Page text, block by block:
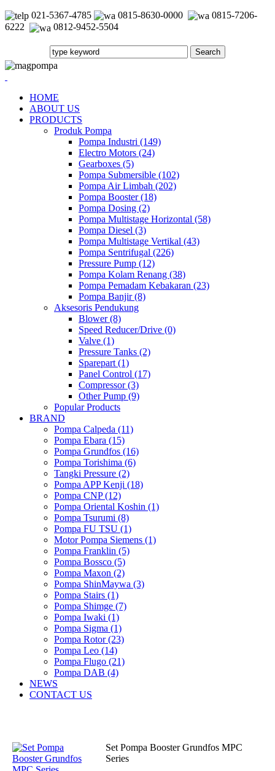
021-5367-4785 0815-8630-0000
0815-7206-
6222
0812-9452-5504
HOME
ABOUT US
PRODUCTS
Produk Pompa
Pompa Industri (149)
Electro Motors (24)
Gearboxes (5)
Pompa Submersible (102)
Pompa Air Limbah (202)
Pompa Booster (18)
Pompa Dosing (2)
Pompa Multistage Horizontal (58)
Pompa Diesel (3)
Pompa Multistage Vertikal (43)
Pompa Sentrifugal (226)
Pressure Pump (12)
Pompa Kolam Renang (38)
Pompa Pemadam Kebakaran (23)
Pompa Banjir (8)
Aksesoris Pendukung
Blower (8)
Speed Reducer/Drive (0)
Valve (1)
Pressure Tanks (2)
Sparepart (1)
Panel Control (17)
Compressor (3)
Other Pump (9)
Popular Products
BRAND
Pompa Calpeda (11)
Pompa Ebara (15)
Pompa Grundfos (16)
Pompa Torishima (6)
Tangki Pressure (2)
Pompa APP Kenji (18)
Pompa CNP (12)
Pompa Oriental Koshin (1)
Pompa Tsurumi (8)
Pompa FU TSU (1)
Motor Pompa Siemens (1)
Pompa Franklin (5)
Pompa Bossco (5)
Pompa Maxon (2)
Pompa ShinMaywa (3)
Pompa Stairs (1)
Pompa Shimge (7)
Pompa Iwaki (1)
Pompa Sigma (1)
Pompa Rotor (23)
Pompa Leo (14)
Pompa Flugo (21)
Pompa DAB (4)
NEWS
CONTACT US
Set Pompa Booster Grundfos MPC
Series